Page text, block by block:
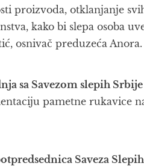
proizvoda, otklanjanje
kako bi slepa osoba
osnivač preduzeća Anora.
sa Savezom slepih Srbije
pametne rukavice
Saveza